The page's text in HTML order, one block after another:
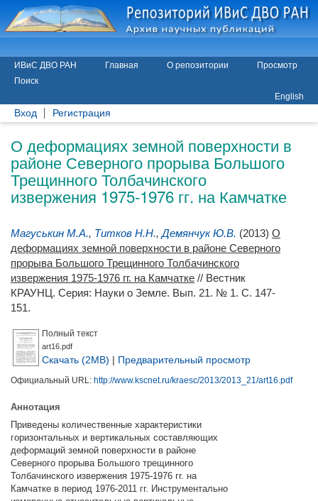
ИВиС ДВО РАН Главная О репозитории
Просмотр
Поиск
English
Вход Регистрация
О деформациях земной поверхности в
районе Северного прорыва Большого
Трещинного Толбачинского
извержения 1975-1976 гг. на Камчатке
Магуськин М.А., Титков Н.Н.,Демянчук Ю.В. (2013) О
деформациях земной поверхности в районе Северного
прорыва Большого Трещинного Толбачинского
извержения 1975-1976 гг. на Камчатке // Вестник
КРАУНЦ. Серия: Науки о Земле. Вып. 21. № 1. С. 147-
151.
Полный текст
art16.pdf
Скачать (2MB) | Предварительный просмотр
Официальный URL: http://www.kscnet.ru/kraesc/2013/2013_21/art16.pdf
Аннотация
Приведены количественные характеристики
горизонтальных и вертикальных составляющих
деформаций земной поверхности в районе
Северного прорыва Большого трещинного
Толбачинского извержения 1975-1976 гг. на
Камчатке в период 1976-2011 гг. Инструментально